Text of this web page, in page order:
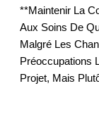
**maintenir La
Aux Soins De
Malgré Les
Préoccupations
Projet, Mais